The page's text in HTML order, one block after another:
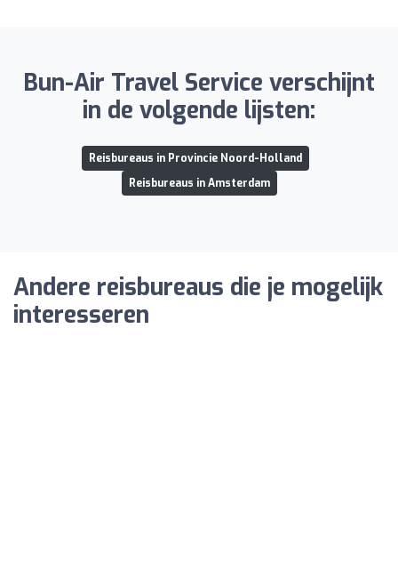
Bun-Air Travel Service verschijnt
in de volgende lijsten:
Reisbureaus in Provincie Noord-Holland
Reisbureaus in Amsterdam
Andere reisbureaus die je mogelijk
interesseren